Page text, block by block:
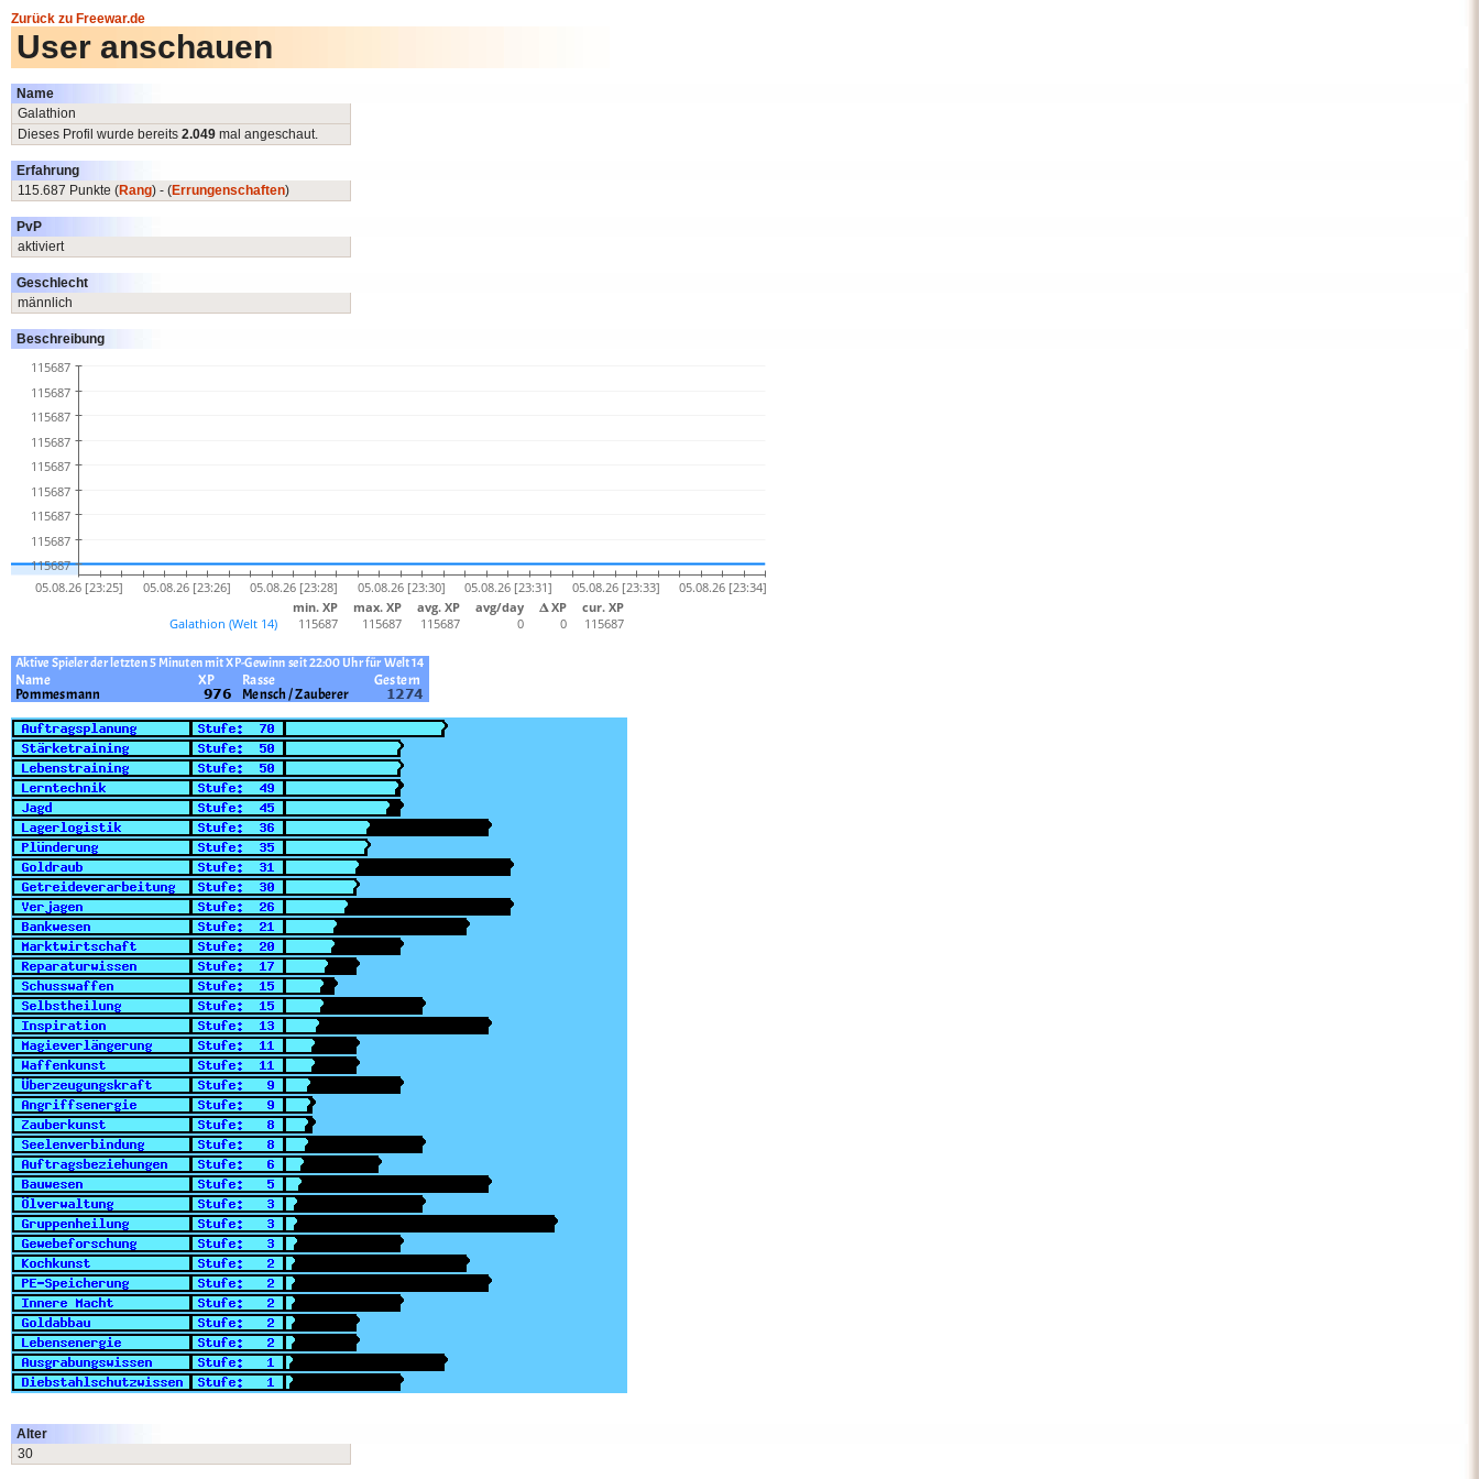
Zurück zu Freewar.de
User anschauen
Name
Galathion
Dieses Profil wurde bereits 2.049 mal angeschaut.
Erfahrung
115.687 Punkte (Rang) - (Errungenschaften)
PvP
aktiviert
Geschlecht
männlich
Beschreibung
Alter
30